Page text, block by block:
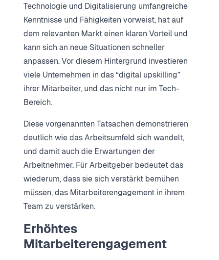
Technologie und Digitalisierung umfangreiche
Kenntnisse und Fähigkeiten vorweist, hat auf
dem relevanten Markt einen klaren Vorteil und
kann sich an neue Situationen schneller
anpassen. Vor diesem Hintergrund investieren
viele Unternehmen in das “digital upskilling”
ihrer Mitarbeiter, und das nicht nur im Tech-
Bereich.
Diese vorgenannten Tatsachen demonstrieren
deutlich wie das Arbeitsumfeld sich wandelt,
und damit auch die Erwartungen der
Arbeitnehmer. Für Arbeitgeber bedeutet das
wiederum, dass sie sich verstärkt bemühen
müssen, das Mitarbeiterengagement in ihrem
Team zu verstärken.
Erhöhtes
Mitarbeiterengagement